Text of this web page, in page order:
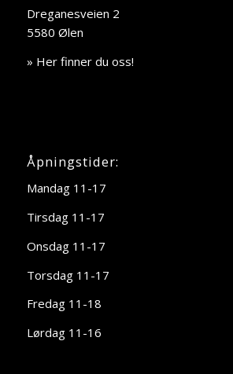
Dreganesveien 2
5580 Ølen
» Her finner du oss!
Åpningstider:
Mandag 11-17
Tirsdag 11-17
Onsdag 11-17
Torsdag 11-17
Fredag 11-18
Lørdag 11-16